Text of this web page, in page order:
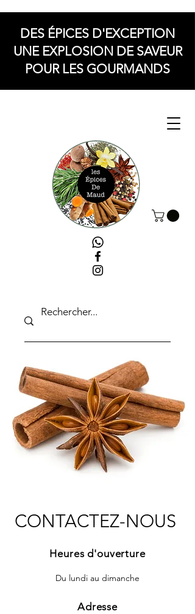
DES ÉPICES D'EXCEPTION
UNE EXPLOSION DE SAVEUR
POUR LES GOURMANDS
CONTACTEZ-NOUS
Heures d'ouverture
Du lundi au dimanche
Adresse